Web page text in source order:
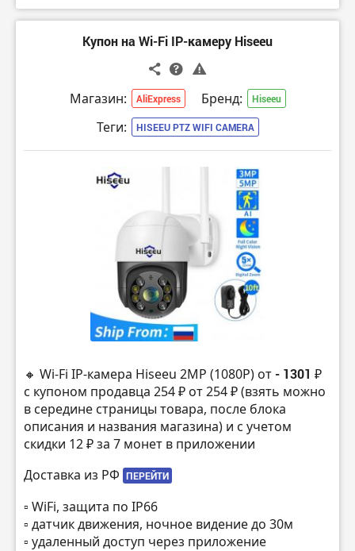
Купон на Wi-Fi IP-камеру Hiseeu
Магазин: AliExpress Бренд: Hiseeu
Теги: HISEEU PTZ WIFI CAMERA
🔸 Wi-Fi IP-камера Hiseeu 2MP (1080P) от- 1301 ₽
с купоном продавца 254 ₽ от 254 ₽ (взять можно
в середине страницы товара, после блока
описания и названия магазина) и с учетом
скидки 12 ₽ за 7 монет в приложении
Доставка из РФ ПЕРЕЙТИ
▫️ WiFi, защита по IP66
▫️ датчик движения, ночное видение до 30м
▫️ удаленный доступ через приложение